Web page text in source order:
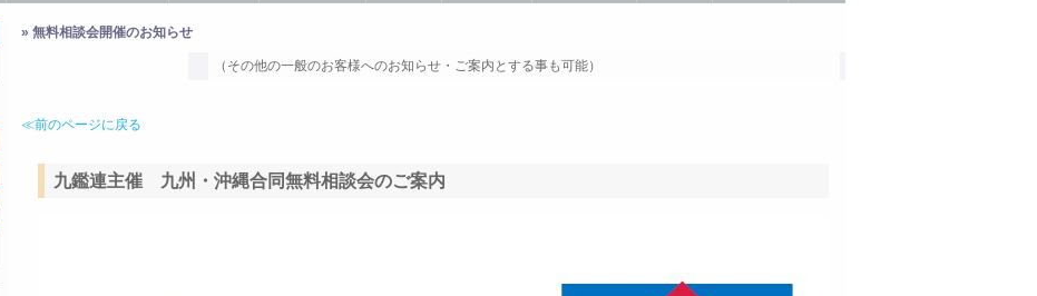
» 無料相談会開催のお知らせ
（その他の一般のお客様へのお知らせ・ご案内とする事も可能）
≪前のページに戻る
九鑑連主催 九州・沖縄合同無料相談会のご案内